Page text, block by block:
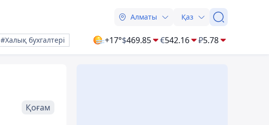
Алматы Қаз
#Халық бухгалтері +17°$469.85 €542.16 ₽5.78
Қоғам